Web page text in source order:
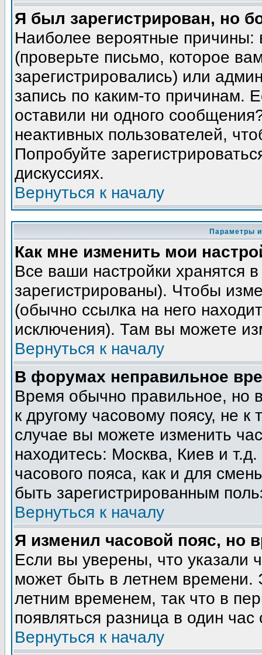
Я был зарегистрирован, но
Наиболее вероятные
(проверьте письмо, которое
зарегистрировались) или
запись по каким-то причинам.
оставили ни одного
неактивных пользователей,
Попробуйте
дискуссиях.
Вернуться к началу
Параметры
Как мне изменить мои
Все ваши настройки хранятся
зарегистрированы). Чтобы
(обычно ссылка на него
исключения). Там вы можете
Вернуться к началу
В форумах неправильное
Время обычно правильное, но
к другому часовому поясу, не
случае вы можете изменить
находитесь: Москва, Киев и
часового пояса, как и для
быть зарегистрированным
Вернуться к началу
Я изменил часовой пояс, но
Если вы уверены, что указали
может быть в летнем времени.
летним временем, так что в
появляться разница в один
Вернуться к началу